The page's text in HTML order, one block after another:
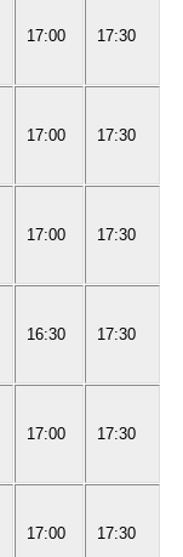
17:00 17:30
17:00 17:30
17:00 17:30
16:30 17:30
17:00 17:30
17:00 17:30